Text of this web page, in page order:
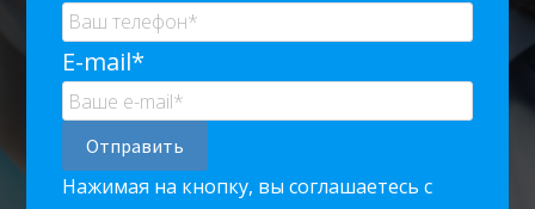
E-mail*
Нажимая на кнопку, вы соглашаетесь с